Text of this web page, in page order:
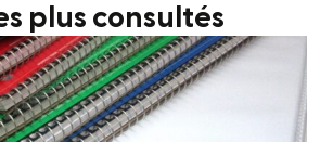
plus consultés